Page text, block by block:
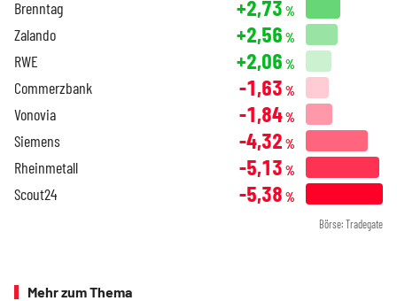
Brenntag +2,73 %
Zalando +2,56 %
RWE +2,06 %
Commerzbank -1,63 %
Vonovia -1,84%
Siemens -4,32 %
Rheinmetall -5,13 %
Scout24 -5,38 %
Börse: Tradegate
Mehr zum Thema